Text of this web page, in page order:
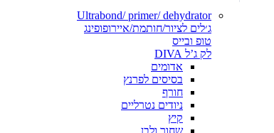
Ultrabond/ primer/ dehydrator
ג׳לים לציור/חותמת/איירופופינג
טופ ובייס
לק ג’ל DIVA
אדומים
בסיסים לפרנץ
חורף
ניודים נטרליים
קיץ
שחור ולבן